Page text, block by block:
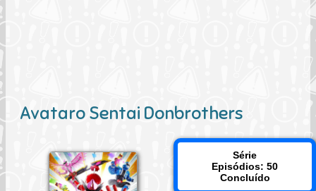
Avataro Sentai Donbrothers
Série
Episódios: 50
Concluído